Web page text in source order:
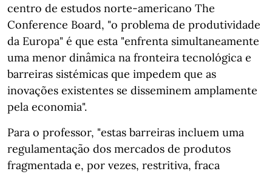
centro de estudos norte-americano The
Conference Board, "o problema de produtividade
da Europa" é que esta "enfrenta simultaneamente
uma menor dinâmica na fronteira tecnológica e
barreiras sistémicas que impedem que as
inovações existentes se disseminem amplamente
pela economia".
Para o professor, "estas barreiras incluem uma
regulamentação dos mercados de produtos
fragmentada e, por vezes, restritiva, fraca